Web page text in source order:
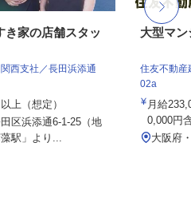
き家の店舗スタッ
西支社／長田浜添通
上（想定）
区浜添通6-1-25（地
駅」より...
大型マ
住友不動産
02a
月給
0,000円
大阪府